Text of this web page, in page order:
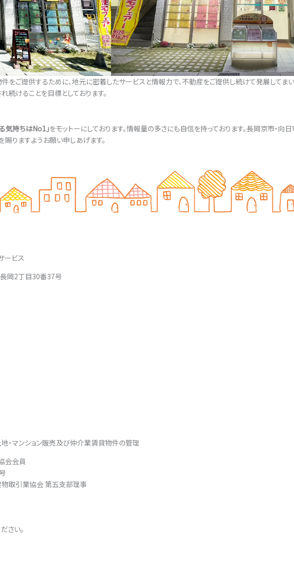
ご提供するために、地元に密着したサービスと情報力で、不動産をご提供し続けて発展してま
続けることを目標としております。
気持ちはNo1」をモットーにしております。情報量の多さにも自信を持っております。長岡京市・
りますようお願い申しあげます。
ービス
岡2丁目30番37号
地・マンション販売及び仲介業賃貸物件の管理
会会員
物取引業協会 第五支部理事
さい。